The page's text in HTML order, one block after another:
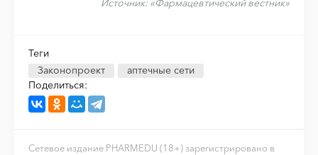
Источник: «Фармацевтический вестник»
Теги
Законопроект
аптечные сети
Поделиться:
Сетевое издание PHARMEDU (18+) зарегистрировано в